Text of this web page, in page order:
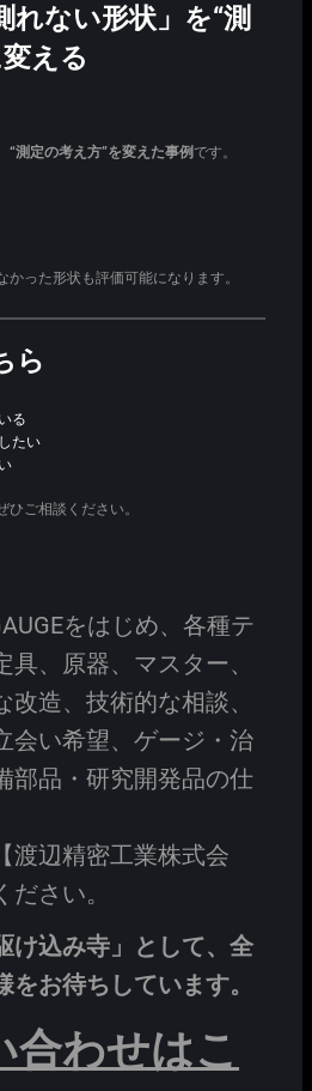
れない形状」を“測
える
測定の考え方”を変えた事例 です。
った形状も評価可能になります。
ら
る
たい
ご相談ください。
をはじめ、各種テ
、原器、マスター、
改造、技術的な相談、
会い希望、ゲージ・治
部品・研究開発品の仕
渡辺精密工業株式会
さい。
け込み寺」として、全
をお待ちしています。
合わせはこ